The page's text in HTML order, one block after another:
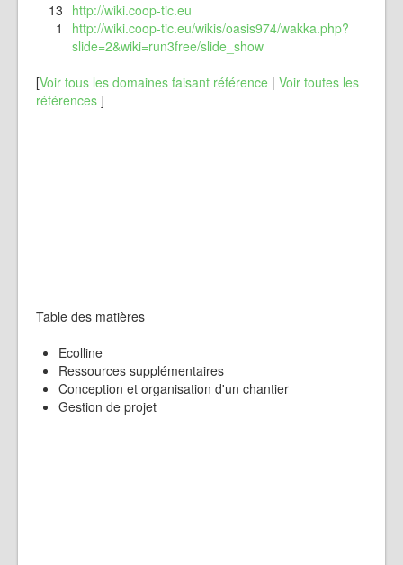
13 http://wiki.coop-tic.eu
1
http://wiki.coop-tic.eu/wikis/oasis974/wakka.php?
slide=2&wiki=run3free/slide_show
[Voir tous les domaines faisant référence | Voir toutes les
références ]
Table des matières
Ecolline
Ressources supplémentaires
Conception et organisation d'un chantier
Gestion de projet